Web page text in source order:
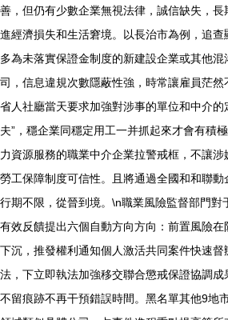
善，但仍有少數企業無視法律，誠信缺失，
進經濟損失和生活窘境。以長治市為例，追
多為未落實保證金制度的新建設企業或其他
司，信息違規次數隱蔽性強，時常讓雇員茫然
省人社廳當天要求加強對涉事的單位和中介的
夫”，穩企業同穩定用工一并抓起來才會有積
力資源服務的職業中介企業拉警戒框，不讓
勞工保障制度可信性。且將通過全國和和聯
行期不限，從晉到境。\n職業風險監督部門對
有效反饋提出六個自動方向方向：前置風險
下沉，推發權利通知個人激活共同案件快速
法，下立即執法加強移交聯合懲戒保證協調
不留痕跡不再干預錯誤時間。黑名單其他9地